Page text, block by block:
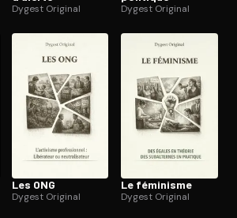
Dygest Original Dygest Original
Les ONG
Dygest Original
Le féminisme
Dygest Original